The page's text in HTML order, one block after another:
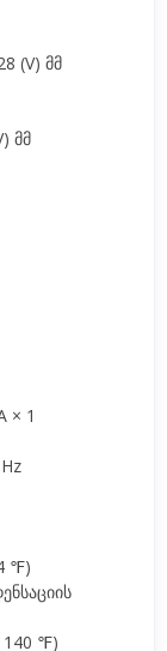
(V) მმ
მმ
× 1
℉)
140 ℉)